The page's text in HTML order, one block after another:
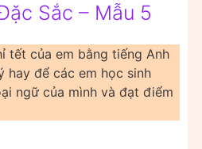
Sắc – Mẫu 5
tết của em bằng tiếng Anh
hay để các em học sinh
ngữ của mình và đạt điểm